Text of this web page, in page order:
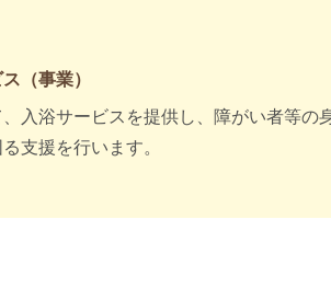
（事業）
入浴サービスを提供し、障がい者等の
支援を行います。